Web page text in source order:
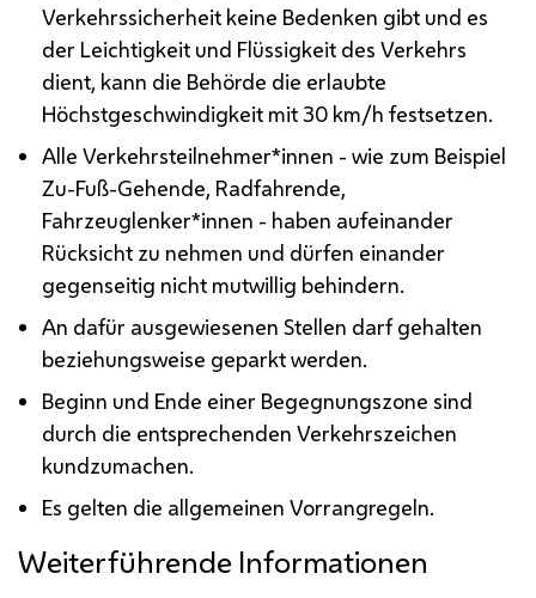
Verkehrssicherheit keine Bedenken gibt und es
der Leichtigkeit und Flüssigkeit des Verkehrs
dient, kann die Behörde die erlaubte
Höchstgeschwindigkeit mit 30 km/h festsetzen.
Alle Verkehrsteilnehmer*innen - wie zum Beispiel
Zu-Fuß-Gehende, Radfahrende,
Fahrzeuglenker*innen - haben aufeinander
Rücksicht zu nehmen und dürfen einander
gegenseitig nicht mutwillig behindern.
An dafür ausgewiesenen Stellen darf gehalten
beziehungsweise geparkt werden.
Beginn und Ende einer Begegnungszone sind
durch die entsprechenden Verkehrszeichen
kundzumachen.
Es gelten die allgemeinen Vorrangregeln.
Weiterführende Informationen